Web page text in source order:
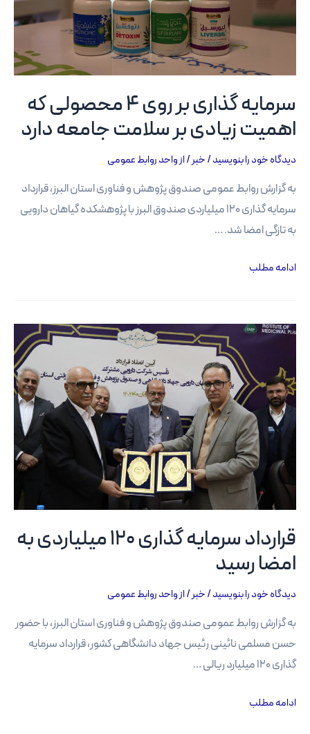
سرمایه گذاری بر روی 4 محصولی که
اهمیت زیادی بر سلامت جامعه دارد
دیدگاه‌ خود را بنویسید/خبر/ ازواحد روابط عمومی
به گزارش روابط عمومی صندوق پژوهش و فناوری استان البرز، قرارداد
سرمایه گذاری ۱۲۰ میلیاردی صندوق البرز با پژوهشکده گیاهان دارویی
به تازگی امضا شد. …
سرمایه
روی
که
اهمیت
زیادی
جامعه
دارد
ادامه مطلب
قرارداد سرمایه گذاری 120 میلیاردی به
امضا رسید
دیدگاه‌ خود را بنویسید/خبر/ ازواحد روابط عمومی
به گزارش روابط عمومی صندوق پژوهش و فناوری استان البرز، با حضور
حسن مسلمی نائینی رئیس جهاد دانشگاهی کشور، قرارداد سرمایه
گذاری ۱۲۰ میلیارد ریالی …
قرارداد
ادامه مطلب